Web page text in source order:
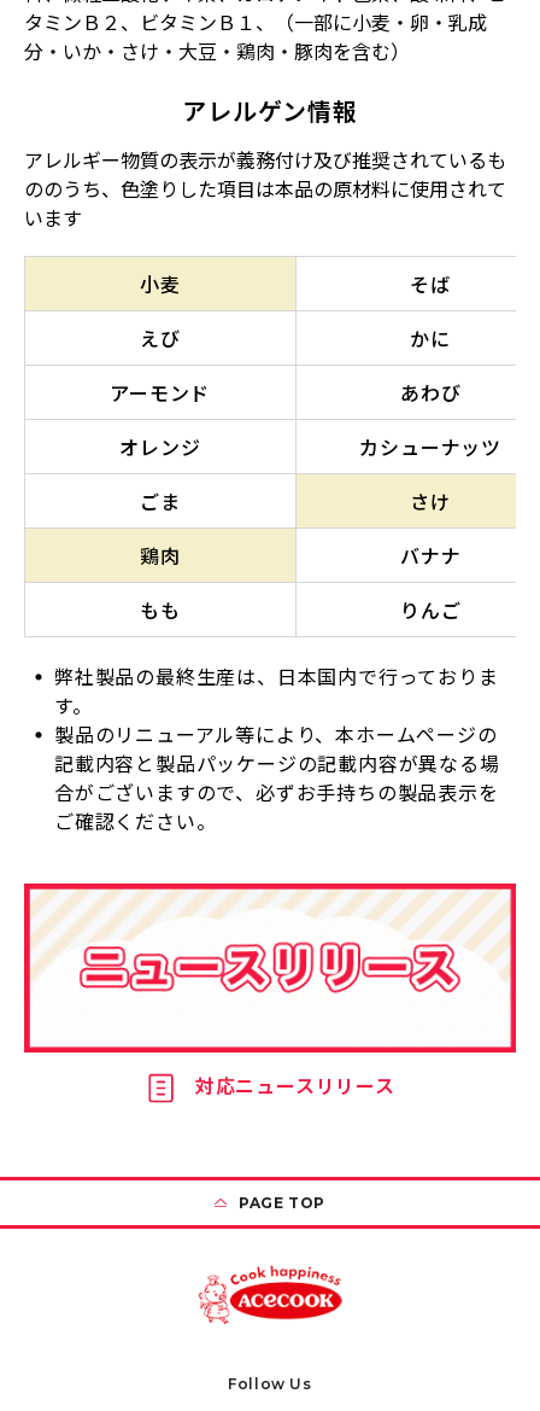
タミンＢ２、ビタミンＢ１、（一部に小麦・卵・乳成
分・いか・さけ・大豆・鶏肉・豚肉を含む）
アレルゲン情報
アレルギー物質の表示が義務付け及び推奨されているも
ののうち、色塗りした項目は本品の原材料に使用されて
います
小麦
そば
えび
かに
アーモンド
あわび
オレンジ
カシューナッツ
ごま
さけ
鶏肉
バナナ
もも
りんご
弊社製品の最終生産は、日本国内で行っておりま
す。
製品のリニューアル等により、本ホームページの
記載内容と製品パッケージの記載内容が異なる場
合がございますので、必ずお手持ちの製品表示を
ご確認ください。
対応ニュースリリース
PAGE TOP
Follow Us